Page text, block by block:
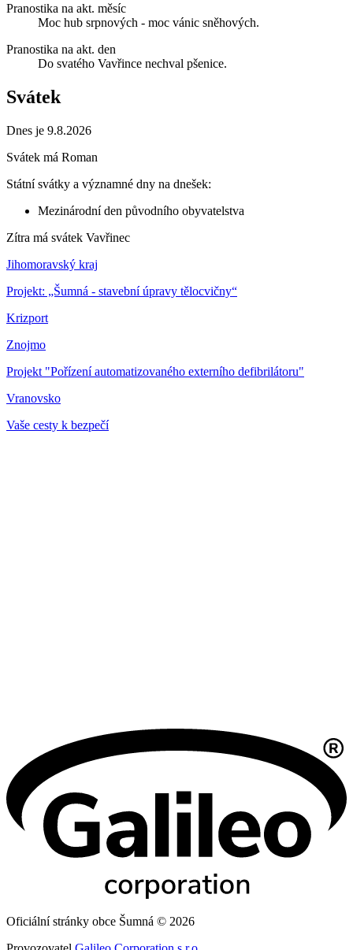
Pranostika na akt. měsíc
Moc hub srpnových - moc vánic sněhových.
Pranostika na akt. den
Do svatého Vavřince nechval pšenice.
Svátek
Dnes je 9.8.2026
Svátek má Roman
Státní svátky a významné dny na dnešek:
Mezinárodní den původního obyvatelstva
Zítra má svátek Vavřinec
Jihomoravský kraj
Projekt: „Šumná - stavební úpravy tělocvičny“
Krizport
Znojmo
Projekt "Pořízení automatizovaného externího defibrilátoru"
Vranovsko
Vaše cesty k bezpečí
Oficiální stránky obce Šumná © 2026